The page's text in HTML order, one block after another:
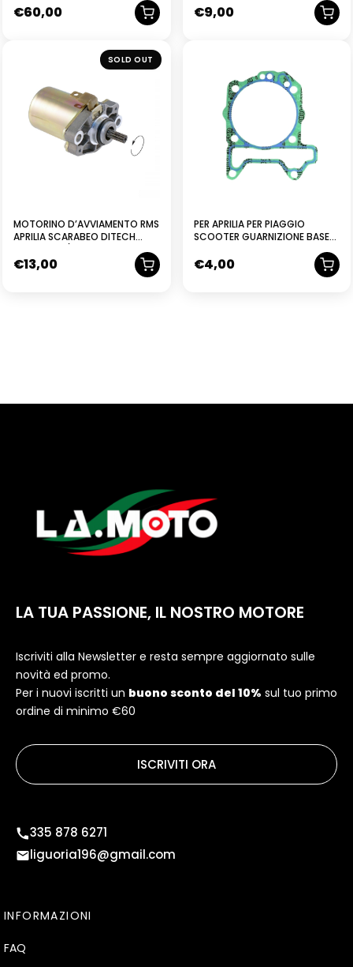
€60,00 €9,00
SOLD OUT
MOTORINO D’AVVIAMENTO RMS
APRILIA SCARABEO DITECH
€13,00
PER APRILIA PER PIAGGIO
SCOOTER GUARNIZIONE BASE
€4,00
LA TUA PASSIONE, IL NOSTRO MOTORE
Iscriviti alla Newsletter e resta sempre aggiornato sulle
novità ed promo.
Per i nuovi iscritti un buono sconto del 10% sul tuo primo
ordine di minimo €60
ISCRIVITI ORA
335 878 6271
liguoria196@gmail.com
INFORMAZIONI
FAQ